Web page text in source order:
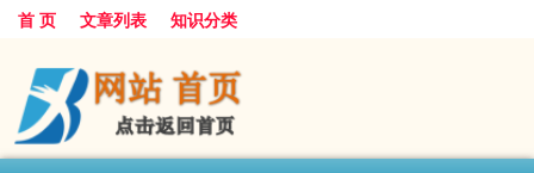
首 页 文章列表 知识分类